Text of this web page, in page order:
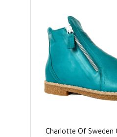
Charlotte Of Sweden